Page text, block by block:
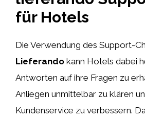
für Hotels
Die Verwendung des Support-
Lieferando kann Hotels dabei
Antworten auf ihre Fragen zu
Anliegen unmittelbar zu klären
Kundenservice zu verbessern.